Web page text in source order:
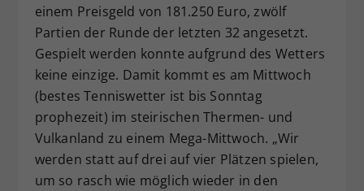
einem Preisgeld von 181.250 Euro, zwölf
Partien der Runde der letzten 32 angesetzt.
Gespielt werden konnte aufgrund des Wetters
keine einzige. Damit kommt es am Mittwoch
(bestes Tenniswetter ist bis Sonntag
prophezeit) im steirischen Thermen- und
Vulkanland zu einem Mega-Mittwoch. „Wir
werden statt auf drei auf vier Plätzen spielen,
um so rasch wie möglich wieder in den